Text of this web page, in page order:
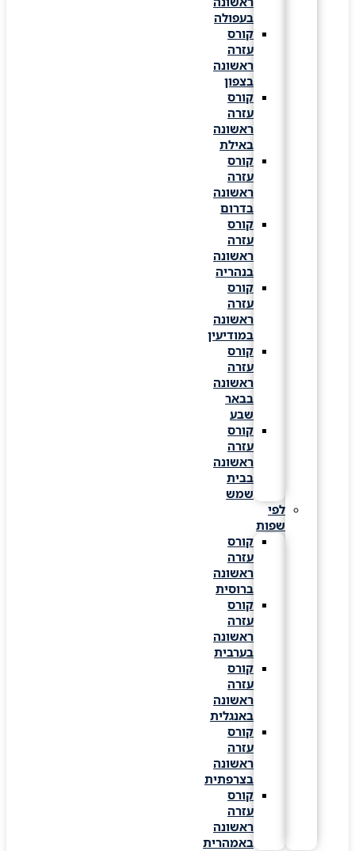
בעפולה
קורס
עזרה
ראשונה
בצפון
קורס
עזרה
ראשונה
באילת
קורס
עזרה
ראשונה
בדרום
קורס
עזרה
ראשונה
בנהריה
קורס
עזרה
ראשונה
במודיעין
קורס
עזרה
ראשונה
בבאר
קורס
עזרה
ראשונה
בבית
שמש
לפי
שפות
קורס
עזרה
ראשונה
ברוסית
קורס
עזרה
ראשונה
בערבית
קורס
עזרה
ראשונה
באנגלית
קורס
עזרה
ראשונה
בצרפתית
קורס
עזרה
ראשונה
באמהרית